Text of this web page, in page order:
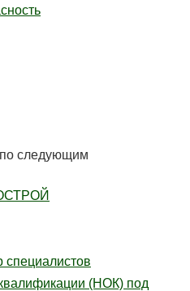
следующим
специалистов
(НОК) под